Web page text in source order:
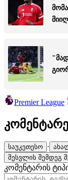
Premier League
საუკეთესო ·
შესვლის შემდეგ
კომენტარის